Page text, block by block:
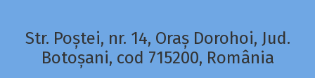
Str. Poștei, nr. 14, Oraș Dorohoi, Jud.
Botoșani, cod 715200, România